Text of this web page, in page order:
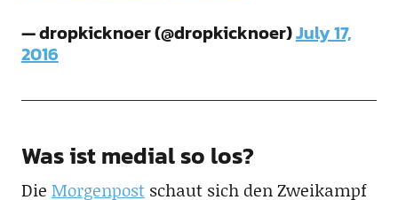
— dropkicknoer (@dropkicknoer)July 17,
2016
Was ist medial so los?
Die Morgenpostschaut sich den Zweikampf